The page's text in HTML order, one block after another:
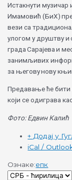
Истакнути
Имамовић (БиХ)
вези са
улогом у друштву и
града Сарајева и
занимљивих
за његову нову
Предавање ће
који се одиграва
Фото: Едвин Калић
+ Додај у
iCal /
Ознаке:епк